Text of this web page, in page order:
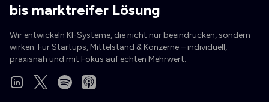
bis marktreifer Lösung
Wir entwickeln KI-Systeme, die nicht nur beeindrucken, sondern
wirken. Für Startups, Mittelstand & Konzerne – individuell,
praxisnah und mit Fokus auf echten Mehrwert.
LinkedIn
X SpotifyApple Podcasts